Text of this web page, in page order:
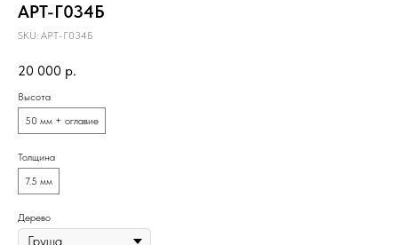
АРТ-Г034Б
SKU: АРТ-Г034Б
20 000 р.
Высота
50 мм + оглавие
Толщина
7.5 мм
Дерево